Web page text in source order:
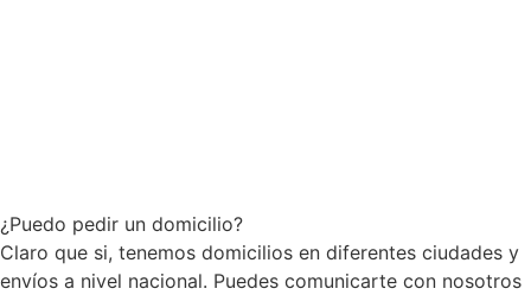
¿Puedo pedir un domicilio?
Claro que si, tenemos domicilios en diferentes ciudades y
envíos a nivel nacional. Puedes comunicarte con nosotros